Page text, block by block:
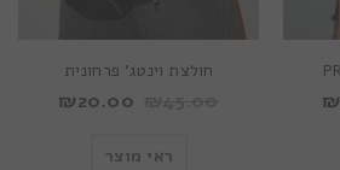
₪
חולצת וינטג’ פרחונית
₪20.00
ראי מוצר